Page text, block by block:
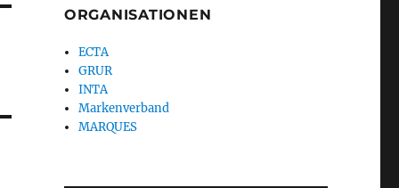
ORGANISATIONEN
ECTA
GRUR
INTA
Markenverband
MARQUES